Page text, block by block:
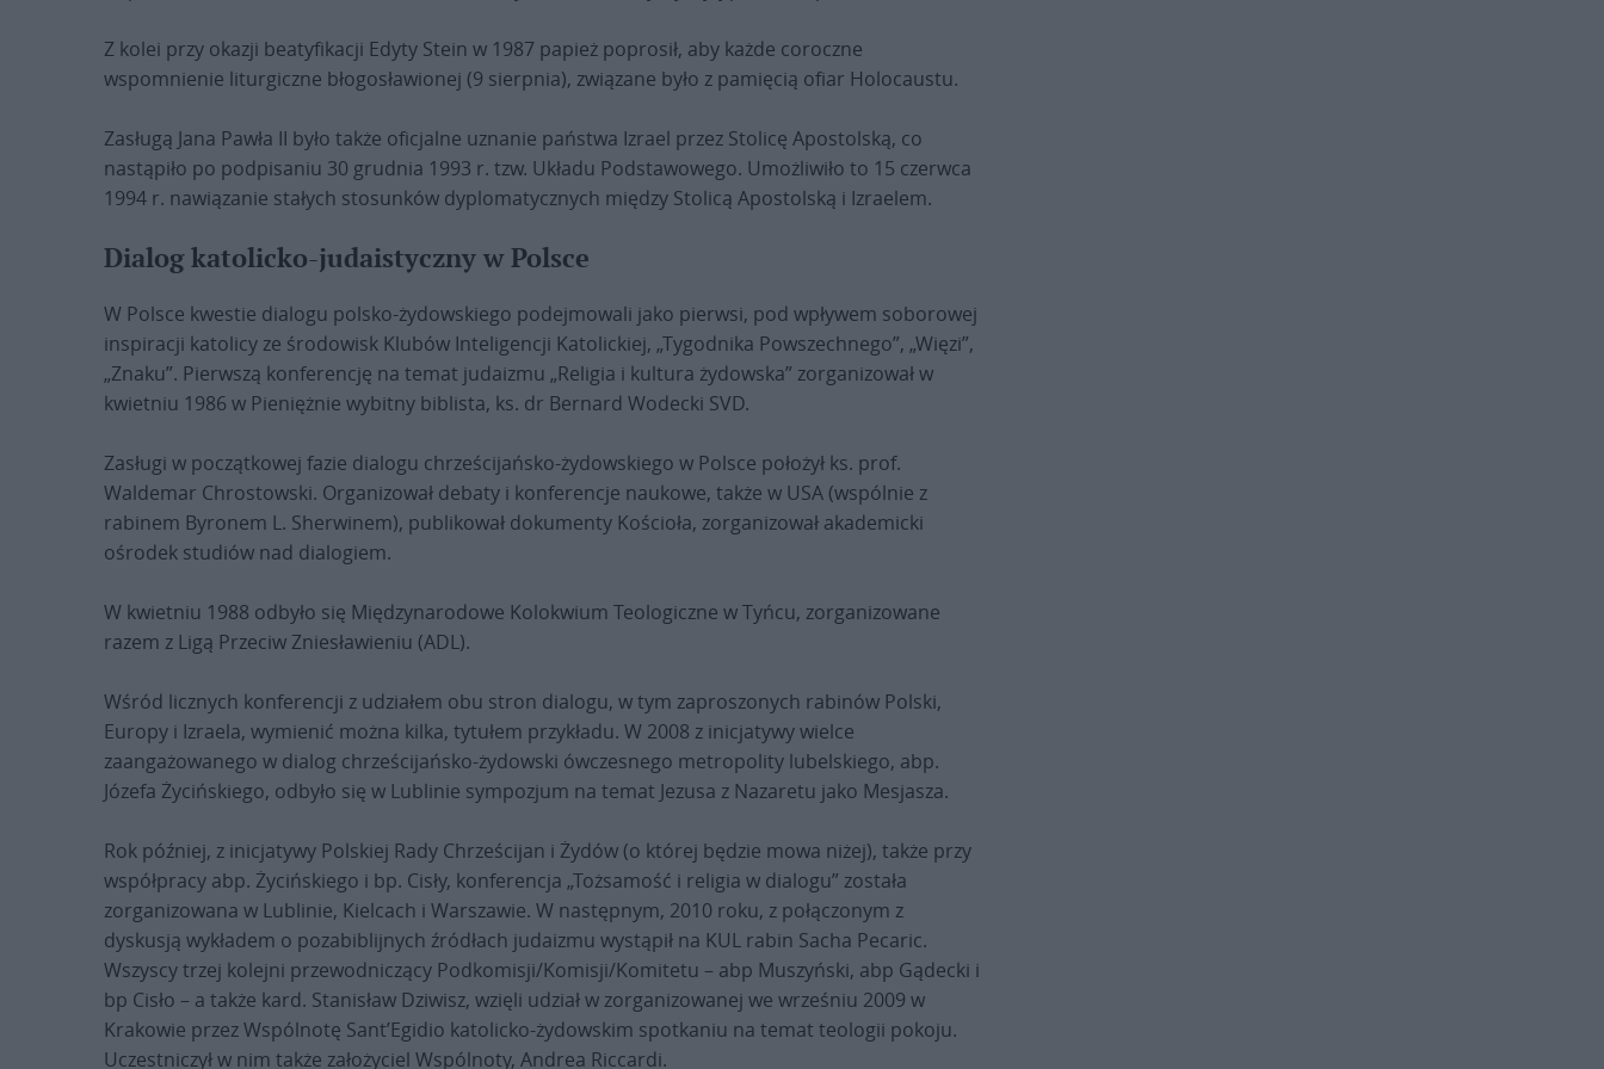
Z kolei przy okazji beatyfikacji Edyty Stein w 1987 papież poprosił, aby każde coroczne
wspomnienie liturgiczne błogosławionej (9 sierpnia), związane było z pamięcią ofiar Holocaustu.
Zasługą Jana Pawła II było także oficjalne uznanie państwa Izrael przez Stolicę Apostolską, co
nastąpiło po podpisaniu 30 grudnia 1993 r. tzw. Układu Podstawowego. Umożliwiło to 15 czerwca
1994 r. nawiązanie stałych stosunków dyplomatycznych między Stolicą Apostolską i Izraelem.
Dialog katolicko-judaistyczny w Polsce
W Polsce kwestie dialogu polsko-żydowskiego podejmowali jako pierwsi, pod wpływem soborowej
inspiracji katolicy ze środowisk Klubów Inteligencji Katolickiej, „Tygodnika Powszechnego”, „Więzi”,
„Znaku”. Pierwszą konferencję na temat judaizmu „Religia i kultura żydowska” zorganizował w
kwietniu 1986 w Pieniężnie wybitny biblista, ks. dr Bernard Wodecki SVD.
Zasługi w początkowej fazie dialogu chrześcijańsko-żydowskiego w Polsce położył ks. prof.
Waldemar Chrostowski. Organizował debaty i konferencje naukowe, także w USA (wspólnie z
rabinem Byronem L. Sherwinem), publikował dokumenty Kościoła, zorganizował akademicki
ośrodek studiów nad dialogiem.
W kwietniu 1988 odbyło się Międzynarodowe Kolokwium Teologiczne w Tyńcu, zorganizowane
razem z Ligą Przeciw Zniesławieniu (ADL).
Wśród licznych konferencji z udziałem obu stron dialogu, w tym zaproszonych rabinów Polski,
Europy i Izraela, wymienić można kilka, tytułem przykładu. W 2008 z inicjatywy wielce
zaangażowanego w dialog chrześcijańsko-żydowski ówczesnego metropolity lubelskiego, abp.
Józefa Życińskiego, odbyło się w Lublinie sympozjum na temat Jezusa z Nazaretu jako Mesjasza.
Rok później, z inicjatywy Polskiej Rady Chrześcijan i Żydów (o której będzie mowa niżej), także przy
współpracy abp. Życińskiego i bp. Cisły, konferencja „Tożsamość i religia w dialogu” została
zorganizowana w Lublinie, Kielcach i Warszawie. W następnym, 2010 roku, z połączonym z
dyskusją wykładem o pozabiblijnych źródłach judaizmu wystąpił na KUL rabin Sacha Pecaric.
Wszyscy trzej kolejni przewodniczący Podkomisji/Komisji/Komitetu – abp Muszyński, abp Gądecki i
bp Cisło – a także kard. Stanisław Dziwisz, wzięli udział w zorganizowanej we wrześniu 2009 w
Krakowie przez Wspólnotę Sant’Egidio katolicko-żydowskim spotkaniu na temat teologii pokoju.
Uczestniczył w nim także założyciel Wspólnoty, Andrea Riccardi.